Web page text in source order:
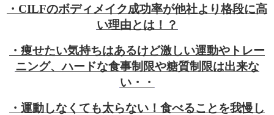
・CILFのボディメイク成功率が他社より格段に高
い理由とは！？
・痩せたい気持ちはあるけど激しい運動やトレー
ニング、ハードな食事制限や糖質制限は出来な
い・・
・運動しなくても太らない！食べることを我慢し